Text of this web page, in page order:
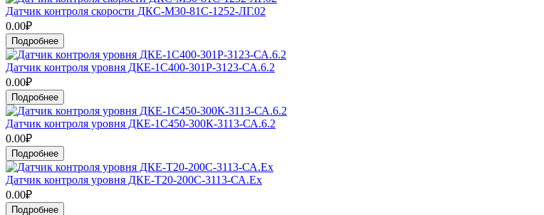
Датчик контроля скорости ДКС-М30-81С-1252-ЛГ.02
0.00₽
Подробнее
Датчик контроля уровня ДКЕ-1С400-301Р-3123-СА.6.2
0.00₽
Подробнее
Датчик контроля уровня ДКЕ-1С450-300К-3113-СА.6.2
0.00₽
Подробнее
Датчик контроля уровня ДКЕ-Т20-200С-3113-СА.Ех
0.00₽
Подробнее